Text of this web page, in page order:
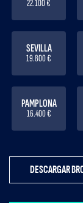
22.100 €
SEVILLA
19.800 €
PAMPLONA
16.400 €
DESCARGAR